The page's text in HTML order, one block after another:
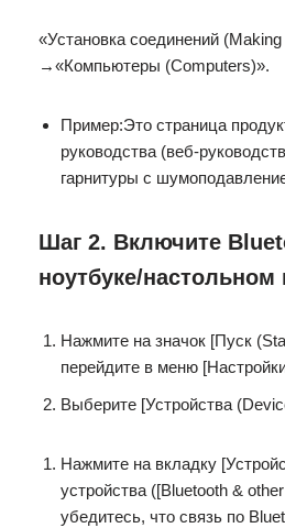
«Установка соединений
→«Компьютеры (Computers)».
Пример:Это страница
руководства (веб-
гарнитуры с
Шаг 2. Включите
ноутбуке/
Нажмите на значок [Пуск
перейдите в меню
Выберите [Устройства
Нажмите на вкладку
устройства ([Bluetooth &
убедитесь, что связь по